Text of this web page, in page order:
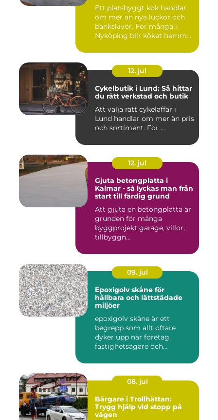
Ett platsbyggt kök handlar
om mer än nya luckor och
bänkskivor. För många i
Nyköping blir köket hemm...
12. jul
Cykelbutik i Lund: Så hittar
du rätt verkstad och butik
Att välja rätt cykelaffär i
Lund handlar om mer än pris
och sortiment. För ...
12. jul
Gjuta betongplatta i
Kalmar - så lyckas man från
start till färdig grund
Att gjuta en betongplatta är
grunden för många
byggprojekt garage, villor,
tillbyggn...
09. jul
Epoxigolv skåne för
hållbara och lättstädade
miljöer
epoxigolv skåne är ett
begrepp som allt oftare
dyker upp när företag,
fastighetsägare och
08. jul
Bärgare i Trollhättan:
Trygg hjälp vid stopp på
vägen